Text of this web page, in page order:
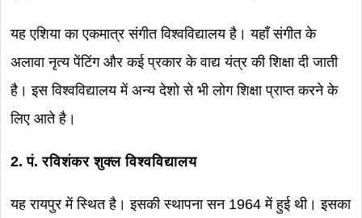
यह एशिया का एकमात्र संगीत विश्वविद्यालय है। यहाँ संगीत के
अलावा नृत्य पेंटिंग और कई प्रकार के वाद्य यंत्र की शिक्षा दी जाती
है। इस विश्वविद्यालय में अन्य देशो से भी लोग शिक्षा प्राप्त करने के
लिए आते है।
2. पं. रविशंकर शुक्ल विश्वविद्यालय
यह रायपुर में स्थित है। इसकी स्थापना सन 1964 में हुई थी। इसका